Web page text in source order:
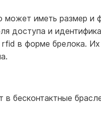
может иметь размер и
доступа и
rfid в форме брелока.
в бесконтактные